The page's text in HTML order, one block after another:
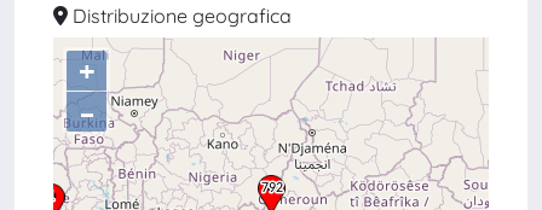
Distribuzione geografica
+
–